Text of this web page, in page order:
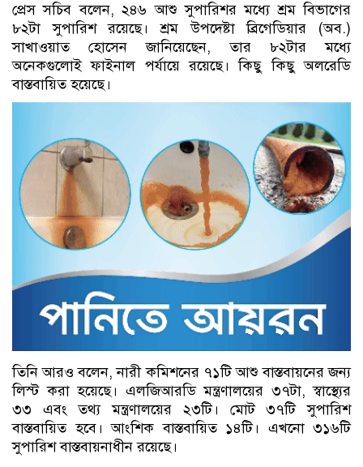
প্রেস সচিব বলেন, ২৪৬ আশু সুপারিশর মধ্যে শ্রম বিভাগের
৮২টা সুপারিশ রয়েছে। শ্রম উপদেষ্টা ব্রিগেডিয়ার (অব.)
সাখাওয়াত হোসেন জানিয়েছেন, তার ৮২টার মধ্যে
অনেকগুলোই ফাইনাল পর্যায়ে রয়েছে। কিছু কিছু অলরেডি
বাস্তবায়িত হয়েছে।
তিনি আরও বলেন, নারী কমিশনের ৭১টি আশু বাস্তবায়নের জন্য
লিস্ট করা হয়েছে। এলজিআরডি মন্ত্রণালয়ের ৩৭টা, স্বাস্থ্যের
৩৩ এবং তথ্য মন্ত্রণালয়ের ২৩টি। মোট ৩৭টি সুপারিশ
বাস্তবায়িত হবে। আংশিক বাস্তবায়িত ১৪টি। এখনো ৩১৬টি
সুপারিশ বাস্তবায়নাধীন রয়েছে।